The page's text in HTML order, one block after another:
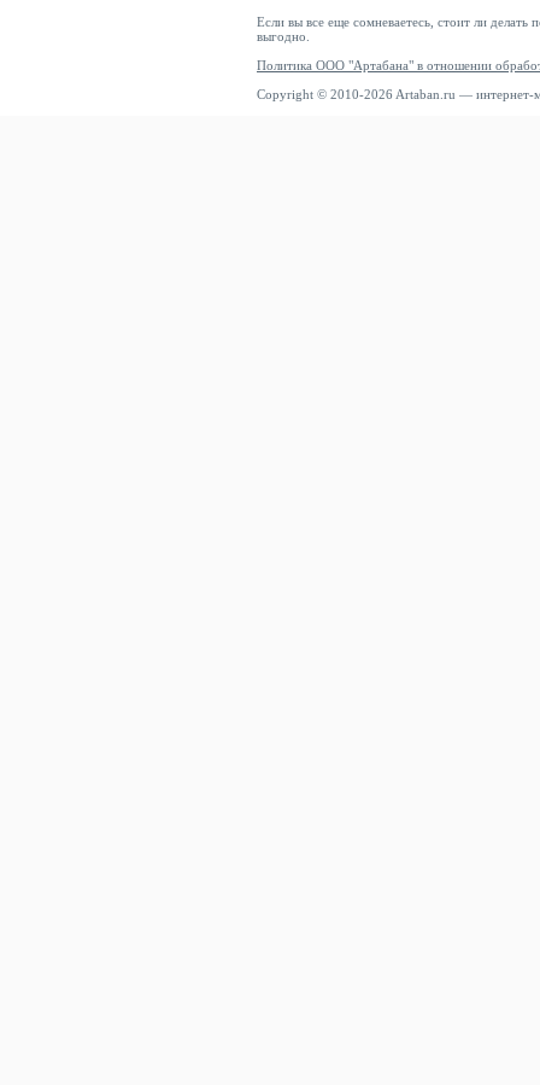
Если вы все еще сомневаетесь, стоит ли делать
выгодно.
Политика ООО "Артабана" в отношении
Copyright © 2010-2026 Artaban.ru — интернет-